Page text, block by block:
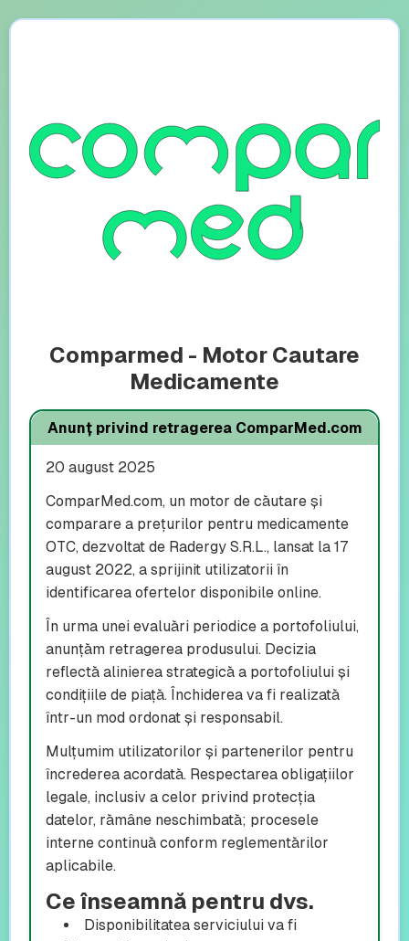
Comparmed - Motor Cautare
Medicamente
Anunț privind retragerea ComparMed.com
20 august 2025
ComparMed.com, un motor de căutare și
comparare a prețurilor pentru medicamente
OTC, dezvoltat de Radergy S.R.L., lansat la 17
august 2022, a sprijinit utilizatorii în
identificarea ofertelor disponibile online.
În urma unei evaluări periodice a portofoliului,
anunțăm retragerea produsului. Decizia
reflectă alinierea strategică a portofoliului și
condițiile de piață. Închiderea va fi realizată
într-un mod ordonat și responsabil.
Mulțumim utilizatorilor și partenerilor pentru
încrederea acordată. Respectarea obligațiilor
legale, inclusiv a celor privind protecția
datelor, rămâne neschimbată; procesele
interne continuă conform reglementărilor
aplicabile.
Ce înseamnă pentru dvs.
Disponibilitatea serviciului va fi